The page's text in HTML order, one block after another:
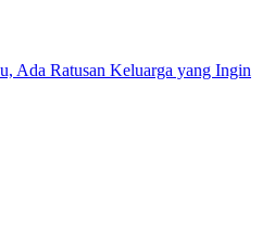
Ada Ratusan Keluarga yang Ingin